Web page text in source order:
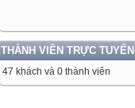
THÀNH VIÊN TRỰC TUYẾN
47 khách và 0 thành viên